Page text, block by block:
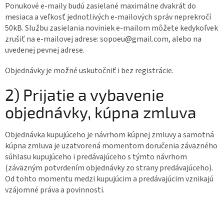
Ponukové e-maily budú zasielané maximálne dvakrát do
mesiaca a veľkosť jednotlivých e-mailových správ neprekročí
50kB. Službu zasielania noviniek e-mailom môžete kedykoľvek
zrušiť na e-mailovej adrese: sopoeu@gmail.com, alebo na
uvedenej pevnej adrese.
Objednávky je možné uskutočniť i bez registrácie.
2) Prijatie a vybavenie
objednávky, kúpna zmluva
Objednávka kupujúceho je návrhom kúpnej zmluvy a samotná
kúpna zmluva je uzatvorená momentom doručenia záväzného
súhlasu kupujúceho i predávajúceho s týmto návrhom
(záväzným potvrdením objednávky zo strany predávajúceho).
Od tohto momentu medzi kupujúcim a predávajúcim vznikajú
vzájomné práva a povinnosti.